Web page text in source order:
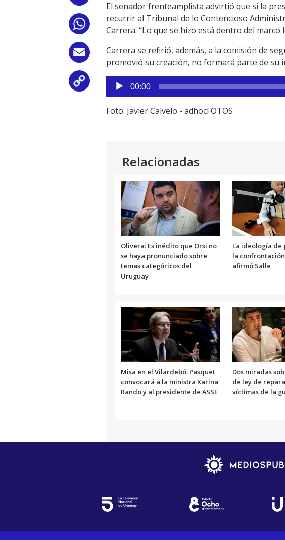
WhatsApp
Email
El senador frenteamplista advirtió que si la
recurrir al Tribunal de lo Contencioso
Carrera. “Lo que se hizo está dentro del marco
Carrera se refirió, además, a la comisión de
promovió su creación, no formará parte de su
Reproductor
de
audio
00:00
Foto: Javier Calvelo - adhocFOTOS
Relacionadas
Olivera: Es inédito que Orsi no
se haya pronunciado sobre
temas categóricos del
Uruguay
La ideología de
la
afirmó Salle
Misa en el Vilardebó: Pasquet
convocará a la ministra Karina
Rando y al presidente de ASSE
Dos miradas
de ley de
víctimas de la